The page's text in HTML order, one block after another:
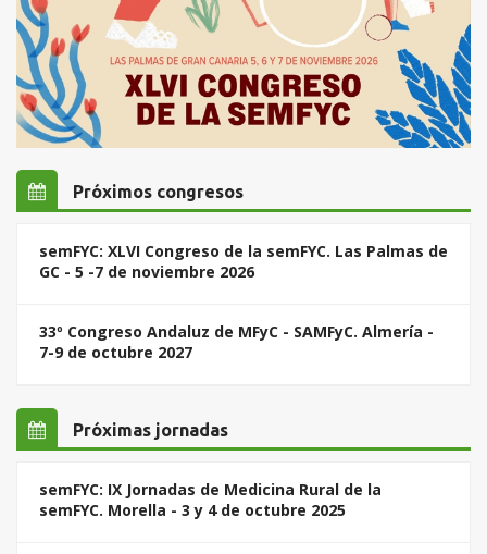
Próximos congresos
semFYC: XLVI Congreso de la semFYC. Las Palmas de
GC - 5 -7 de noviembre 2026
33º Congreso Andaluz de MFyC - SAMFyC. Almería -
7-9 de octubre 2027
Próximas jornadas
semFYC: IX Jornadas de Medicina Rural de la
semFYC. Morella - 3 y 4 de octubre 2025